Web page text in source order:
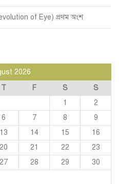
of Eye) প্রথম অংশ
2026
T F S
S
1
2
6 7 8
9
13 14 15
16
20 21 22
23
27 28 29
30